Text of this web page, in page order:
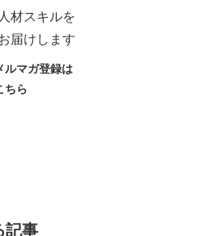
人材スキルを
届けします
ルマガ登録は
ちら
記事